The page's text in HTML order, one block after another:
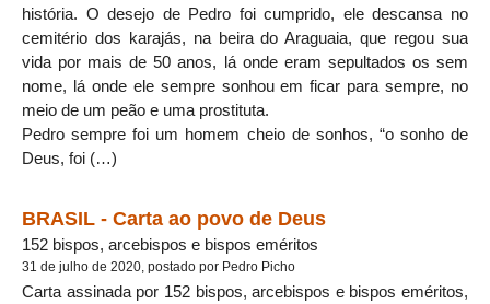
história. O desejo de Pedro foi cumprido, ele descansa no
cemitério dos karajás, na beira do Araguaia, que regou sua
vida por mais de 50 anos, lá onde eram sepultados os sem
nome, lá onde ele sempre sonhou em ficar para sempre, no
meio de um peão e uma prostituta.
Pedro sempre foi um homem cheio de sonhos, “o sonho de
Deus, foi (…)
BRASIL - Carta ao povo de Deus
152 bispos, arcebispos e bispos eméritos
31 de julho de 2020, postado por Pedro Picho
Carta assinada por 152 bispos, arcebispos e bispos eméritos,